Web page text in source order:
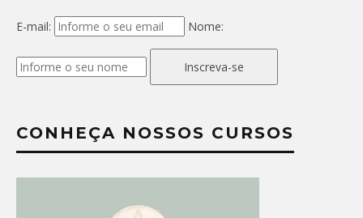
E-mail: Nome:
Inscreva-se
CONHEÇA NOSSOS CURSOS